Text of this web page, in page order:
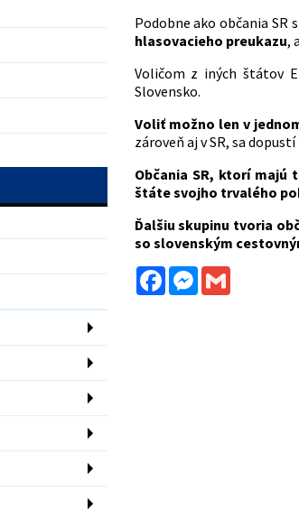
Podobne ako občania
hlasovacieho preukazu,
Voličom z iných štátov
Slovensko.
Voliť možno len v
zároveň aj v SR, sa
Občania SR, ktorí
štáte svojho trvalého
Ďalšiu skupinu tvoria
so slovenským
FacebookMessenger
Gmail